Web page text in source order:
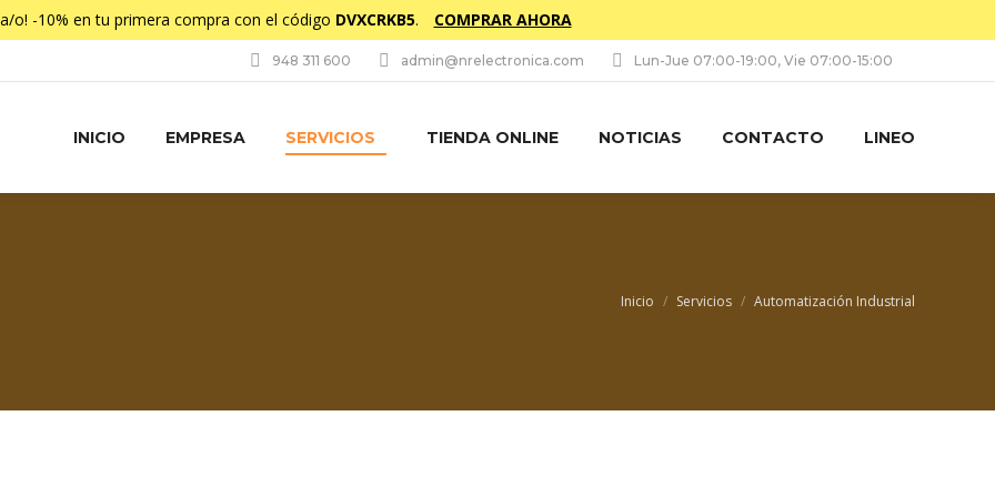
o! -10% en tu primera compra con el código DVXCRKB5. COMPRAR AHORA
948 311 600 admin@nrelectronica.com Lun-Jue 07:00-19:00, Vie 07:00-15:00
INICIO EMPRESA SERVICIOS TIENDA ONLINE NOTICIAS CONTACTO LINEO
Estás aquí:
Inicio Servicios Automatización Industrial